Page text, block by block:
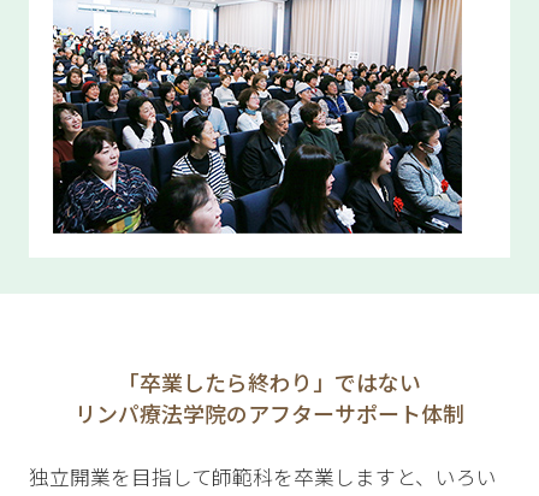
「卒業したら終わり」ではない
リンパ療法学院のアフターサポート体制
独立開業を目指して師範科を卒業しますと、いろい